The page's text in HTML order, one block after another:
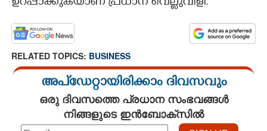
ഉറപ്പാക്കുകയാണ് പ്രധാന വെല്ലുവിളി.
RELATED TOPICS: BUSINESS
അപ്ഡേറ്റായിരിക്കാം ദിവസവും
ഒരു ദിവസത്തെ പ്രധാന സംഭവങ്ങൾ
നിങ്ങളുടെ ഇൻബോക്സിൽ